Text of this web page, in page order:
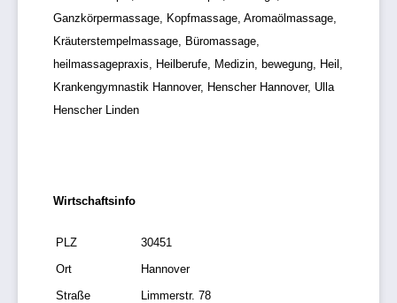
Ganzkörpermassage, Kopfmassage, Aromaölmassage,
Kräuterstempelmassage, Büromassage,
heilmassagepraxis, Heilberufe, Medizin, bewegung, Heil,
Krankengymnastik Hannover, Henscher Hannover, Ulla
Henscher Linden
Wirtschaftsinfo
PLZ
30451
Ort
Hannover
Straße
Limmerstr. 78